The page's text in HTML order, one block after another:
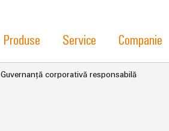
Produse Service Companie
Guvernanță corporativă responsabilă